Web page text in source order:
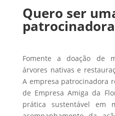
Quero ser
Fomente a doação de
árvores nativas e
A empresa patrocinadora
de Empresa Amiga da
prática sustentável em